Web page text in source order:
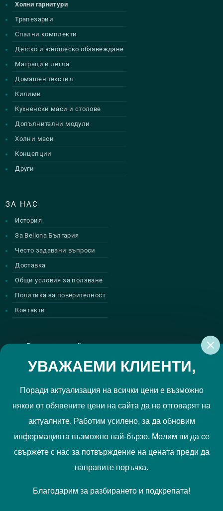
УВАЖАЕМИ КЛИЕНТИ,
Поради актуализация на всички цени е възможно
някои от обявените цени на сайта да не отговарят на
актуалните. Работим усилено, за да обновим
информацията възможно най-бързо. Молим ви да се
свържете с нас за потвърждение на цената преди да
направите поръчка.
Благодарим за разбирането и подкрепата!
Холни гарнитури
Трапезарии
Спални комплекти
Детско и юношеско обзавеждане
Матраци и легла
Домашен текстил
Килими
Кухненски маси и столове
Допълнителни модули
Холни маси
Концепции
Други
ЗА НАС
История
За Bellona България
Често задавани въпроси
Доставка
Общи условия за ползване
Политика за поверителност
Контакти
Регистрирай се за нашите атрактивни
Прочетох и приемам Политиката за поверителност
РЕГИСТРИРАЙ МЕ
Ние използваме "бисквитки", за да Ви осигурим по-добро
Запознайте се с нашатаПолитика за бисквитки.